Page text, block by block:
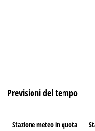
Previsioni del tempo
Stazione meteo in quota